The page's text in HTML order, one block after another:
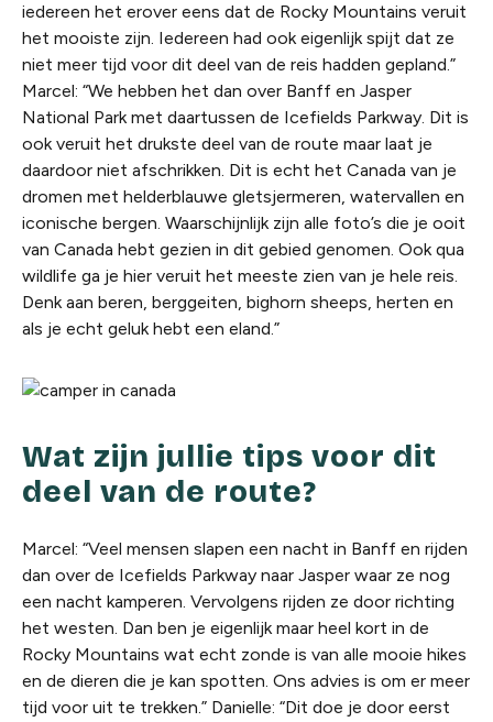
iedereen het erover eens dat de Rocky Mountains veruit
het mooiste zijn. Iedereen had ook eigenlijk spijt dat ze
niet meer tijd voor dit deel van de reis hadden gepland.”
Marcel: “We hebben het dan over Banff en Jasper
National Park met daartussen de Icefields Parkway. Dit is
ook veruit het drukste deel van de route maar laat je
daardoor niet afschrikken. Dit is echt het Canada van je
dromen met helderblauwe gletsjermeren, watervallen en
iconische bergen. Waarschijnlijk zijn alle foto’s die je ooit
van Canada hebt gezien in dit gebied genomen. Ook qua
wildlife ga je hier veruit het meeste zien van je hele reis.
Denk aan beren, berggeiten, bighorn sheeps, herten en
als je echt geluk hebt een eland.”
Wat zijn jullie tips voor dit
deel van de route?
Marcel: “Veel mensen slapen een nacht in Banff en rijden
dan over de Icefields Parkway naar Jasper waar ze nog
een nacht kamperen. Vervolgens rijden ze door richting
het westen. Dan ben je eigenlijk maar heel kort in de
Rocky Mountains wat echt zonde is van alle mooie hikes
en de dieren die je kan spotten. Ons advies is om er meer
tijd voor uit te trekken.” Danielle: “Dit doe je door eerst